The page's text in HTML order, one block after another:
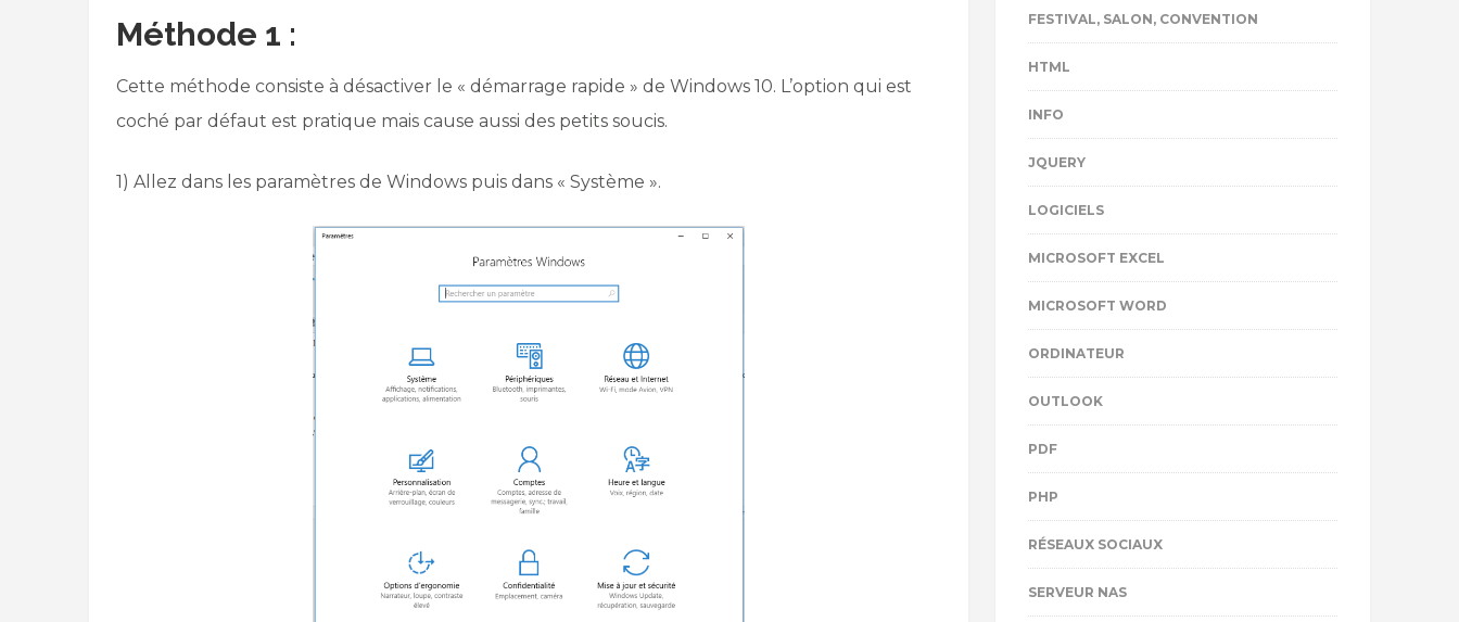
Méthode 1 :
Cette méthode consiste à désactiver le « démarrage rapide » de Windows 10. L’option qui est
coché par défaut est pratique mais cause aussi des petits soucis.
1) Allez dans les paramètres de Windows puis dans « Système ».
FESTIVAL, SALON, CONVENTION
HTML
INFO
JQUERY
LOGICIELS
MICROSOFT EXCEL
MICROSOFT WORD
ORDINATEUR
OUTLOOK
PDF
PHP
RÉSEAUX SOCIAUX
SERVEUR NAS